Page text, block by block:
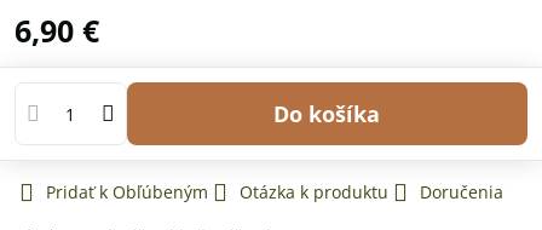
6,90 €
Do košíka
Pridať k Obľúbeným Otázka k produktu
Doručenia